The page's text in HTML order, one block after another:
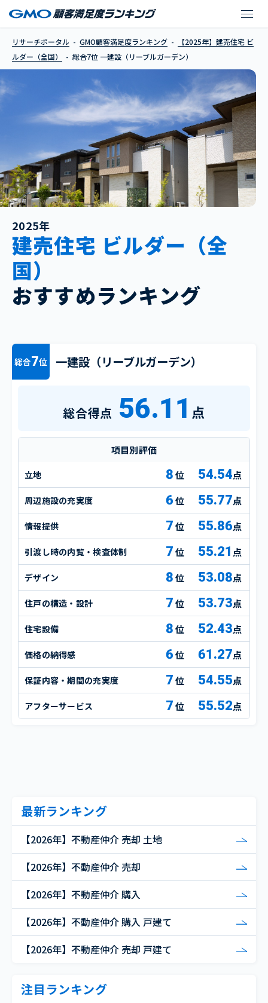
一建設（リーブルガー
リサーチポータル GMO顧客満足度ランキング
【2025年】建売住宅 ビ
ルダー（全国）
総合7位 一建設（リーブルガーデン）
2025年
建売住宅 ビルダー（全
国）
おすすめランキング
総合7位 一建設（リーブルガーデン）
総合得点 56.11 点
項目別評価
立地 8 54.54点
周辺施設の充実度 6 55.77点
情報提供 7 55.86点
引渡し時の内覧・検査体制 7 55.21 点
デザイン 8 53.08点
住戸の構造・設計 7 53.73点
住宅設備 8 52.43点
価格の納得感 6 61.27点
保証内容・期間の充実度 7 54.55点
アフターサービス 7 55.52点
最新ランキング
【2026年】不動産仲介 売却 土地
【2026年】不動産仲介 売却
【2026年】不動産仲介 購入
【2026年】不動産仲介 購入 戸建て
【2026年】不動産仲介 売却 戸建て
注目ランキング